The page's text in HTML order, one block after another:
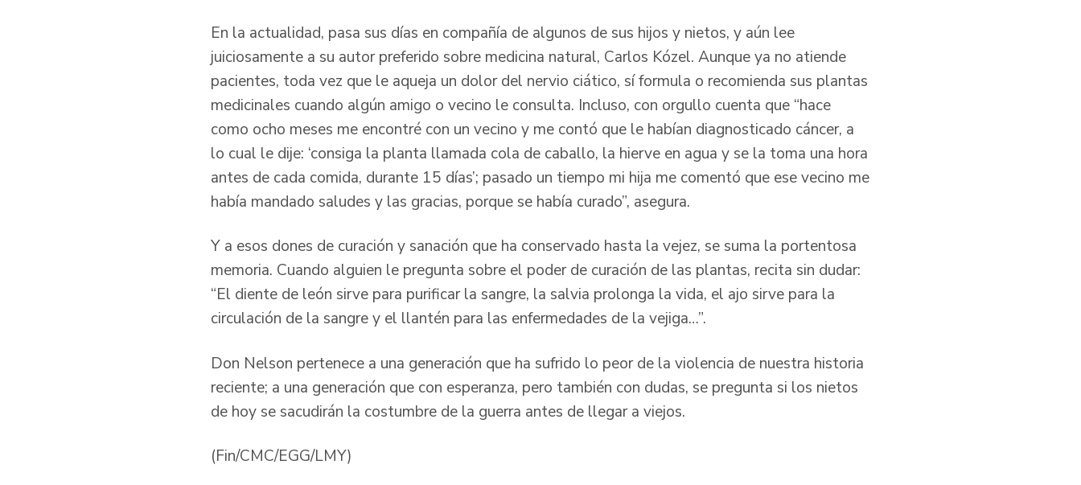
En la actualidad, pasa sus días en compañía de algunos de sus hijos y nietos, y aún lee
juiciosamente a su autor preferido sobre medicina natural, Carlos Kózel. Aunque ya no atiende
pacientes, toda vez que le aqueja un dolor del nervio ciático, sí formula o recomienda sus plantas
medicinales cuando algún amigo o vecino le consulta. Incluso, con orgullo cuenta que “hace
como ocho meses me encontré con un vecino y me contó que le habían diagnosticado cáncer, a
lo cual le dije: ‘consiga la planta llamada cola de caballo, la hierve en agua y se la toma una hora
antes de cada comida, durante 15 días’; pasado un tiempo mi hija me comentó que ese vecino me
había mandado saludes y las gracias, porque se había curado”, asegura.
Y a esos dones de curación y sanación que ha conservado hasta la vejez, se suma la portentosa
memoria. Cuando alguien le pregunta sobre el poder de curación de las plantas, recita sin dudar:
“El diente de león sirve para purificar la sangre, la salvia prolonga la vida, el ajo sirve para la
circulación de la sangre y el llantén para las enfermedades de la vejiga…”.
Don Nelson pertenece a una generación que ha sufrido lo peor de la violencia de nuestra historia
reciente; a una generación que con esperanza, pero también con dudas, se pregunta si los nietos
de hoy se sacudirán la costumbre de la guerra antes de llegar a viejos.
(Fin/CMC/EGG/LMY)